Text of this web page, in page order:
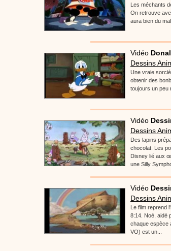
Les méchants
On retrouve
aura bien du
Vidéo
Dessins
Une vraie
obtenir des
toujours un peu
Vidéo
Dessins
Des lapins
chocolat. Les
Disney lié aux
une Silly
Vidéo
Dessins
Le film reprend
8:14. Noé, aidé
chaque espèce
VO) est un...